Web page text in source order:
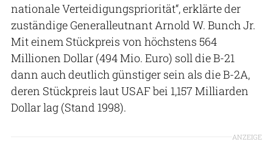
nationale Verteidigungspriorität“, erklärte der
zuständige Generalleutnant Arnold W. Bunch Jr.
Mit einem Stückpreis von höchstens 564
Millionen Dollar (494 Mio. Euro) soll die B-21
dann auch deutlich günstiger sein als die B-2A,
deren Stückpreis laut USAF bei 1,157 Milliarden
Dollar lag (Stand 1998).
ANZEIGE